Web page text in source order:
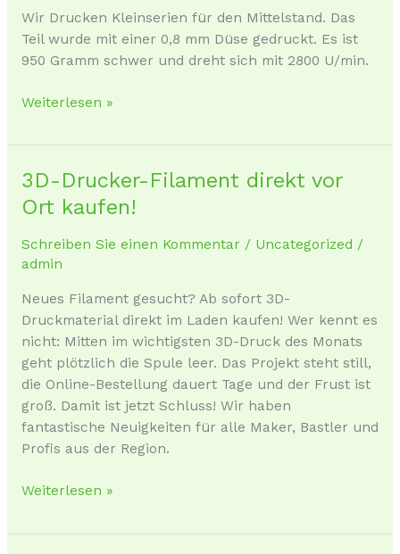
Wir Drucken Kleinserien für den Mittelstand. Das
Teil wurde mit einer 0,8 mm Düse gedruckt. Es ist
950 Gramm schwer und dreht sich mit 2800 U/min.
D
Weiterlesen »
3D-Drucker-Filament direkt vor
Ort kaufen!
Schreiben Sie einen Kommentar / Uncategorized /
admin
Neues Filament gesucht? Ab sofort 3D-
Druckmaterial direkt im Laden kaufen! Wer kennt es
nicht: Mitten im wichtigsten 3D-Druck des Monats
geht plötzlich die Spule leer. Das Projekt steht still,
die Online-Bestellung dauert Tage und der Frust ist
groß. Damit ist jetzt Schluss! Wir haben
fantastische Neuigkeiten für alle Maker, Bastler und
Profis aus der Region.
3D-
Drucker-
Filament
direkt
vor
kaufen!
Weiterlesen »